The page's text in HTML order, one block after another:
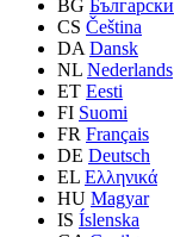
BG Български
CS Čeština
DA Dansk
NL Nederlands
ET Eesti
FI Suomi
FR Français
DE Deutsch
EL Ελληνικά
HU Magyar
IS Íslenska